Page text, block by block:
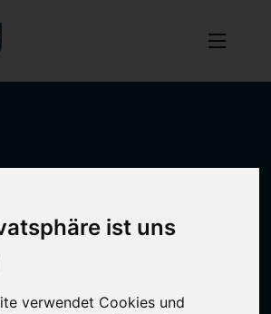
ist uns
verwendet Cookies und